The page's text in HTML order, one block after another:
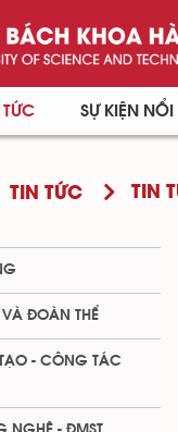
TỨC SỰ KIỆN NỔI
TIN TỨC TIN
ĐOÀN THỂ
- CÔNG TÁC